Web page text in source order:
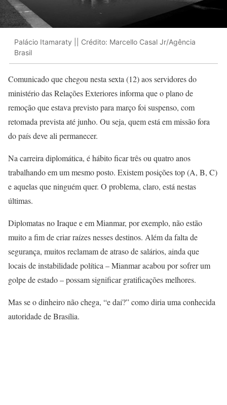
Palácio Itamaraty || Crédito: Marcello Casal Jr/Agência
Brasil
Comunicado que chegou nesta sexta (12) aos servidores do
ministério das Relações Exteriores informa que o plano de
remoção que estava previsto para março foi suspenso, com
retomada prevista até junho. Ou seja, quem está em missão fora
do país deve ali permanecer.
Na carreira diplomática, é hábito ficar três ou quatro anos
trabalhando em um mesmo posto. Existem posições top (A, B, C)
e aquelas que ninguém quer. O problema, claro, está nestas
últimas.
Diplomatas no Iraque e em Mianmar, por exemplo, não estão
muito a fim de criar raízes nesses destinos. Além da falta de
segurança, muitos reclamam de atraso de salários, ainda que
locais de instabilidade política – Mianmar acabou por sofrer um
golpe de estado – possam significar gratificações melhores.
Mas se o dinheiro não chega, “e daí?” como diria uma conhecida
autoridade de Brasília.